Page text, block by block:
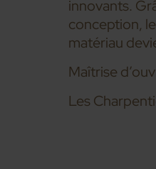
innovants.
conception,
matériau
Maîtrise
Les